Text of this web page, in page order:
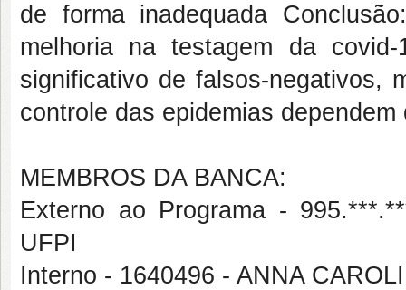
de forma inadequada
melhoria na testagem da
significativo de falsos-negativos,
controle das epidemias
MEMBROS DA BANCA:
Externo ao Programa -
UFPI
Interno - 1640496 - ANNA